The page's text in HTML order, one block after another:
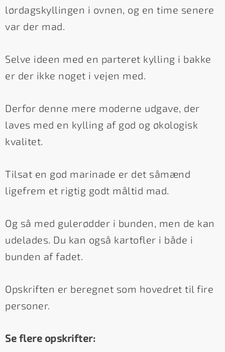
lørdagskyllingen i ovnen, og en time senere
var der mad.
Selve ideen med en parteret kylling i bakke
er der ikke noget i vejen med.
Derfor denne mere moderne udgave, der
laves med en kylling af god og økologisk
kvalitet.
Tilsat en god marinade er det såmænd
ligefrem et rigtig godt måltid mad.
Og så med gulerødder i bunden, men de kan
udelades. Du kan også kartofler i både i
bunden af fadet.
Opskriften er beregnet som hovedret til fire
personer.
Se flere opskrifter: